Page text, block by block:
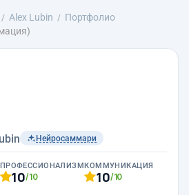
Alex Lubin
Портфолио
Нейросаммари
ПРОФЕССИОНАЛИЗМ
10/10
КОММУНИКАЦИЯ
10/10